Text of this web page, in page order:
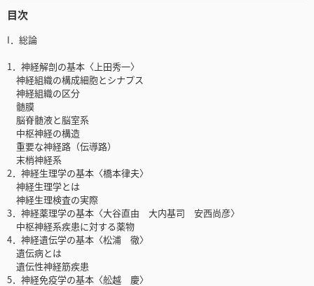
目次
I．総論
1．神経解剖の基本〈上田秀一〉
神経組織の構成細胞とシナプス
神経組織の区分
髄膜
脳脊髄液と脳室系
中枢神経の構造
重要な神経路（伝導路）
末梢神経系
2．神経生理学の基本〈橋本律夫〉
神経生理学とは
神経生理検査の実際
3．神経薬理学の基本〈大谷直由 大内基司 安西尚彦〉
中枢神経系疾患に対する薬物
4．神経遺伝学の基本〈松浦 徹〉
遺伝病とは
遺伝性神経筋疾患
5．神経免疫学の基本〈舩越 慶〉